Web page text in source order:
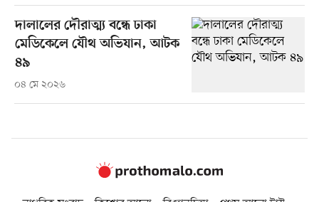
দালালের দৌরাত্ম্য বন্ধে ঢাকা
মেডিকেলে যৌথ অভিযান, আটক
৪৯
০৪ মে ২০২৬